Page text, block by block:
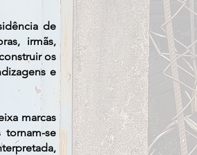
de
irmãs,
os
e
marcas
se